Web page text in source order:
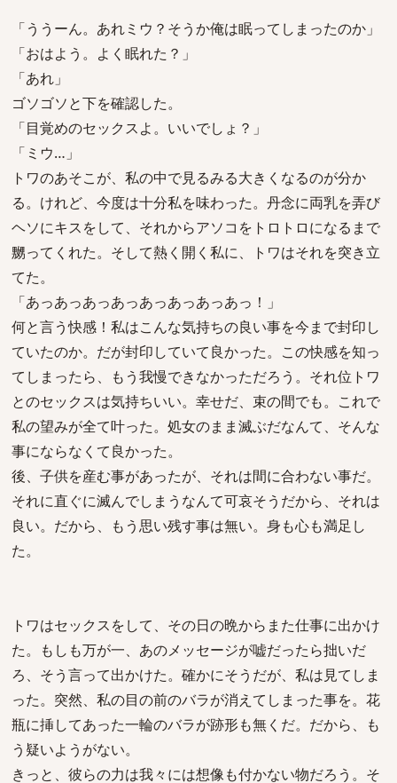
「ううーん。あれミウ？そうか俺は眠ってしまったのか」
「おはよう。よく眠れた？」
「あれ」
ゴソゴソと下を確認した。
「目覚めのセックスよ。いいでしょ？」
「ミウ…」
トワのあそこが、私の中で見るみる大きくなるのが分か
る。けれど、今度は十分私を味わった。丹念に両乳を弄び
ヘソにキスをして、それからアソコをトロトロになるまで
嬲ってくれた。そして熱く開く私に、トワはそれを突き立
てた。
「あっあっあっあっあっあっあっあっ！」
何と言う快感！私はこんな気持ちの良い事を今まで封印し
ていたのか。だが封印していて良かった。この快感を知っ
てしまったら、もう我慢できなかっただろう。それ位トワ
とのセックスは気持ちいい。幸せだ、束の間でも。これで
私の望みが全て叶った。処女のまま滅ぶだなんて、そんな
事にならなくて良かった。
後、子供を産む事があったが、それは間に合わない事だ。
それに直ぐに滅んでしまうなんて可哀そうだから、それは
良い。だから、もう思い残す事は無い。身も心も満足し
た。
トワはセックスをして、その日の晩からまた仕事に出かけ
た。もしも万が一、あのメッセージが嘘だったら拙いだ
ろ、そう言って出かけた。確かにそうだが、私は見てしま
った。突然、私の目の前のバラが消えてしまった事を。花
瓶に挿してあった一輪のバラが跡形も無くだ。だから、も
う疑いようがない。
きっと、彼らの力は我々には想像も付かない物だろう。そ